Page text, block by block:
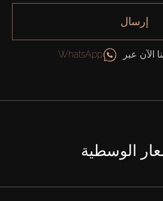
إرسال
الآن عبر WhatsApp
الوسطية